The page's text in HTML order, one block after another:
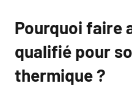
Pourquoi faire
qualifié pour
thermique ?